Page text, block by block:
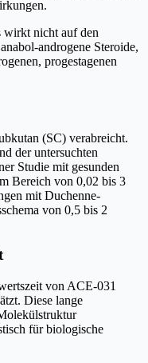
wirkt nicht auf den
androgene Steroide,
progestagenen
(SC) verabreicht.
der untersuchten
Studie mit gesunden
Bereich von 0,02 bis 3
mit Duchenne-
von 0,5 bis 2
von ACE-031
Diese lange
für biologische